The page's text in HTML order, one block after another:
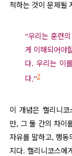
적하는 것이 문제될
“우리는 훈련
게 이해되어야
다. 우리는 이
다.”2
이 개념은 캘리니
만, 그 둘 간의 차이
자유를 말하고, 행동
지다. 캘리니코스에